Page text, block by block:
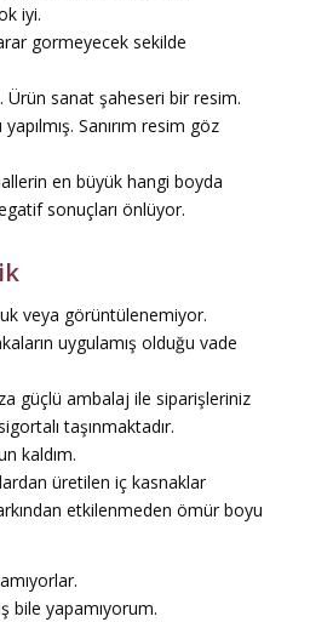
iyi.
gormeyecek sekilde
sanat şaheseri bir resim.
Sanırım resim göz
en büyük hangi boyda
sonuçları önlüyor.
veya görüntülenemiyor.
uygulamış olduğu vade
güçlü ambalaj ile siparişleriniz
taşınmaktadır.
kaldım.
üretilen iç kasnaklar
etkilenmeden ömür boyu
bile yapamıyorum.